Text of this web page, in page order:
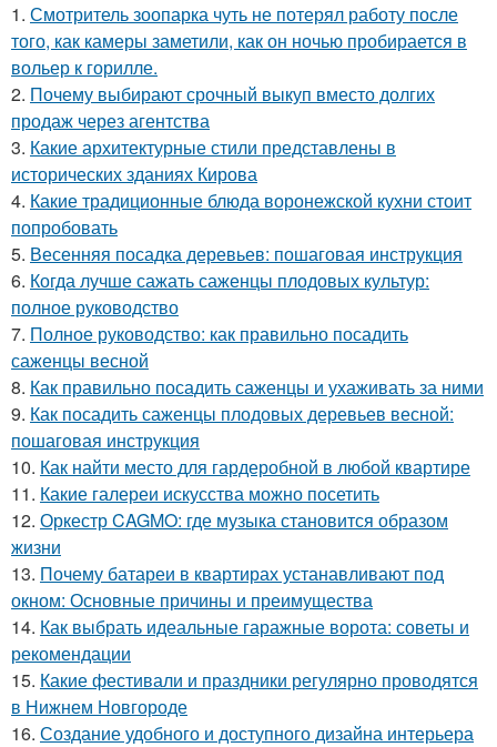
1. Смотритель зоопарка чуть не потерял работу после
того, как камеры заметили, как он ночью пробирается в
вольер к горилле.
2. Почему выбирают срочный выкуп вместо долгих
продаж через агентства
3. Какие архитектурные стили представлены в
исторических зданиях Кирова
4. Какие традиционные блюда воронежской кухни стоит
попробовать
5. Весенняя посадка деревьев: пошаговая инструкция
6. Когда лучше сажать саженцы плодовых культур:
полное руководство
7. Полное руководство: как правильно посадить
саженцы весной
8. Как правильно посадить саженцы и ухаживать за ними
9. Как посадить саженцы плодовых деревьев весной:
пошаговая инструкция
10. Как найти место для гардеробной в любой квартире
11. Какие галереи искусства можно посетить
12. Оркестр CAGMO: где музыка становится образом
жизни
13. Почему батареи в квартирах устанавливают под
окном: Основные причины и преимущества
14. Как выбрать идеальные гаражные ворота: советы и
рекомендации
15. Какие фестивали и праздники регулярно проводятся
в Нижнем Новгороде
16. Создание удобного и доступного дизайна интерьера